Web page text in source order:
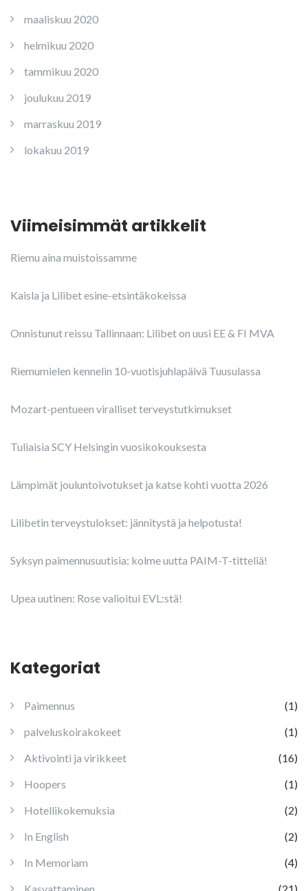
maaliskuu 2020
helmikuu 2020
tammikuu 2020
joulukuu 2019
marraskuu 2019
lokakuu 2019
Viimeisimmät artikkelit
Riemu aina muistoissamme
Kaisla ja Lilibet esine-etsintäkokeissa
Onnistunut reissu Tallinnaan: Lilibet on uusi EE & FI MVA
Riemumielen kennelin 10-vuotisjuhlapäivä Tuusulassa
Mozart-pentueen viralliset terveystutkimukset
Tuliaisia SCY Helsingin vuosikokouksesta
Lämpimät jouluntoivotukset ja katse kohti vuotta 2026
Lilibetin terveystulokset: jännitystä ja helpotusta!
Syksyn paimennusuutisia: kolme uutta PAIM-T-titteliä!
Upea uutinen: Rose valioitui EVL:stä!
Kategoriat
Paimennus
(1)
palveluskoirakokeet
(1)
Aktivointi ja virikkeet
(16)
Hoopers
(1)
Hotellikokemuksia
(2)
In English
(2)
In Memoriam
(4)
Kasvattaminen
(21)